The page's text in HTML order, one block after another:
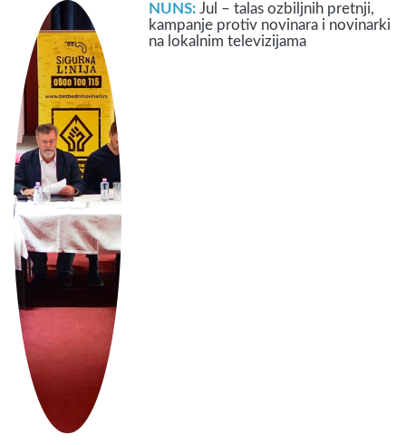
NUNS:Jul – talas ozbiljnih pretnji,
kampanje protiv novinara i novinarki
na lokalnim televizijama